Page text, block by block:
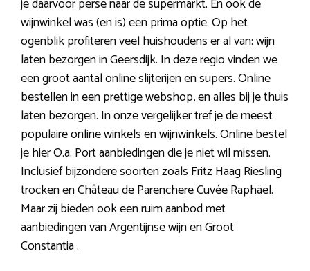
je daarvoor perse naar de supermarkt. En ook de
wijnwinkel was (en is) een prima optie. Op het
ogenblik profiteren veel huishoudens er al van: wijn
laten bezorgen in Geersdijk. In deze regio vinden we
een groot aantal online slijterijen en supers. Online
bestellen in een prettige webshop, en alles bij je thuis
laten bezorgen. In onze vergelijker tref je de meest
populaire online winkels en wijnwinkels. Online bestel
je hier O.a. Port aanbiedingen die je niet wil missen.
Inclusief bijzondere soorten zoals Fritz Haag Riesling
trocken en Château de Parenchere Cuvée Raphäel.
Maar zij bieden ook een ruim aanbod met
aanbiedingen van Argentijnse wijn en Groot
Constantia .